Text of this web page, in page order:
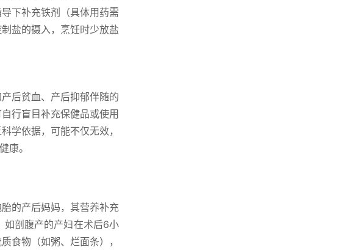
下补充铁剂（具体用药需
盐的摄入，烹饪时少放盐
后贫血、产后抑郁伴随的
行盲目补充保健品或使用
学依据，可能不仅无效，
康。
的产后妈妈，其营养补充
如剖腹产的产妇在术后6小
食物（如粥、烂面条），